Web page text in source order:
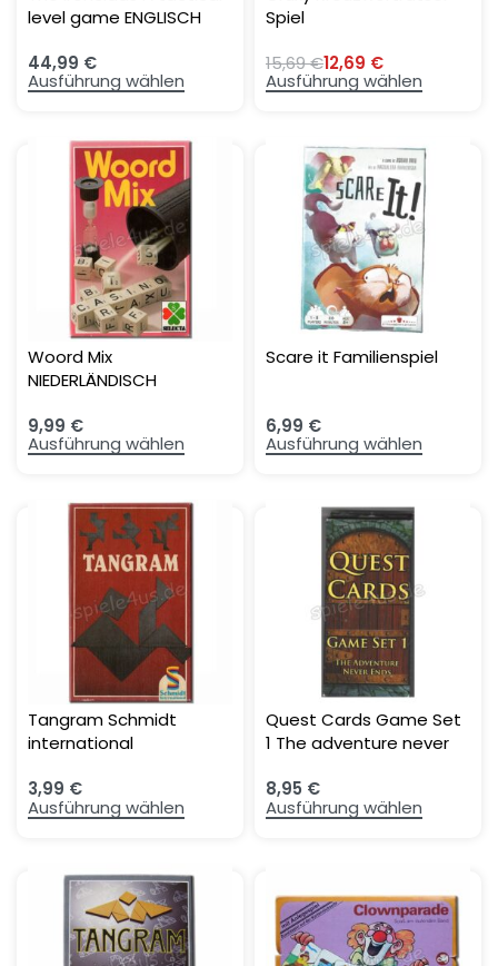
level game ENGLISCH
44,99 €
Ausführung wählen
Spiel
15,69€12,69 €
Ausführung wählen
Woord Mix
NIEDERLÄNDISCH
9,99 €
Ausführung wählen
Scare it Familienspiel
6,99 €
Ausführung wählen
Tangram Schmidt
international
3,99 €
Ausführung wählen
Quest Cards Game Set
1 The adventure never
8,95 €
Ausführung wählen